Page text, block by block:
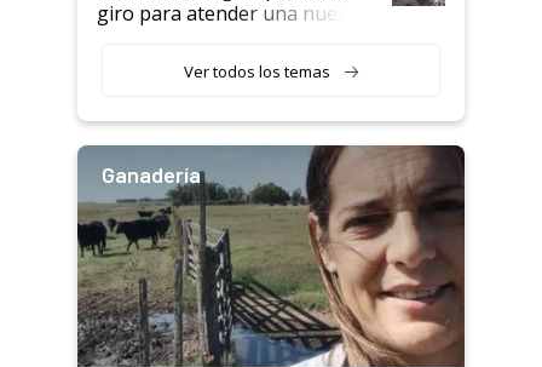
giro para atender una nueva
Ver todos los temas
Ganadería